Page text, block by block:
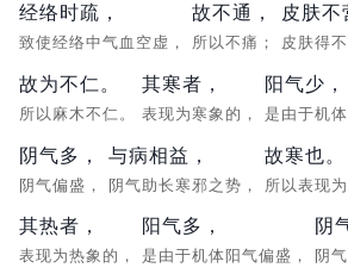
经络时疏，
致使经络中气血空虚，
故不通，
所以不痛；
皮肤不
皮肤得
故为不仁。
所以麻木不仁。
其寒者，
表现为寒象的，
阳气少，
是由于机
阴气多，
阴气偏盛，
与病相益，
阴气助长寒邪之势，
故寒也。
所以表现
其热者，
表现为热象的，
阳气多，
是由于机体阳气偏盛，
阴
阴